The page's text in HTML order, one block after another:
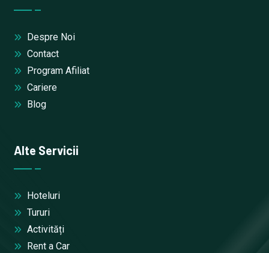
Despre Noi
Contact
Program Afiliat
Cariere
Blog
Alte Servicii
Hoteluri
Tururi
Activități
Rent a Car